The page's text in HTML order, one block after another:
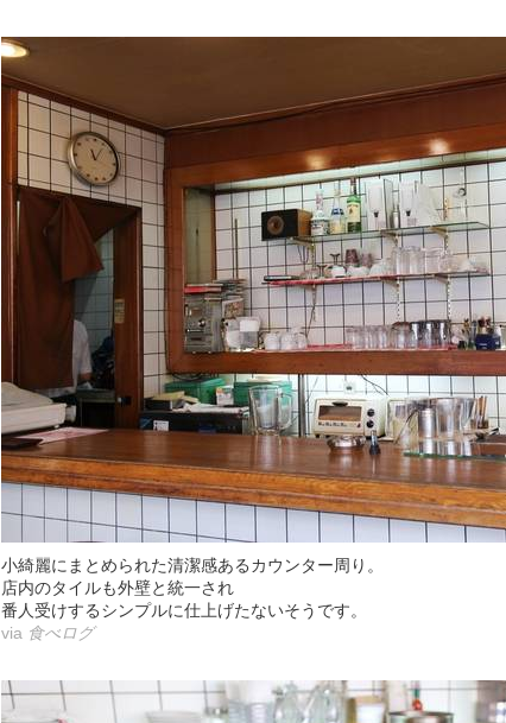
小綺麗にまとめられた清潔感あるカウンター周り。
店内のタイルも外壁と統一され
番人受けするシンプルに仕上げたないそうです。
via 食べログ